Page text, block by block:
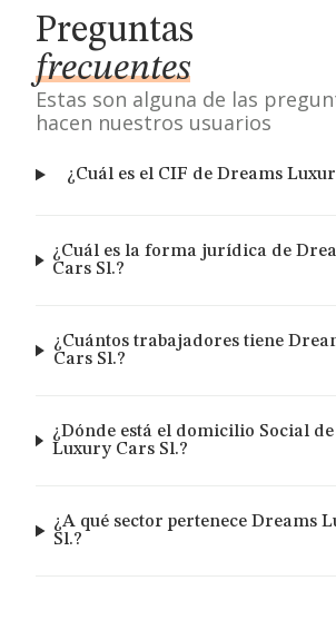
Preguntas
frecuentes
Estas son alguna de las
hacen nuestros usuarios
¿Cuál es el CIF de Dreams
¿Cuál es la forma jurídica de
Cars Sl.?
¿Cuántos trabajadores tiene
Cars Sl.?
¿Dónde está el domicilio Social
Luxury Cars Sl.?
¿A qué sector pertenece Dreams
Sl.?